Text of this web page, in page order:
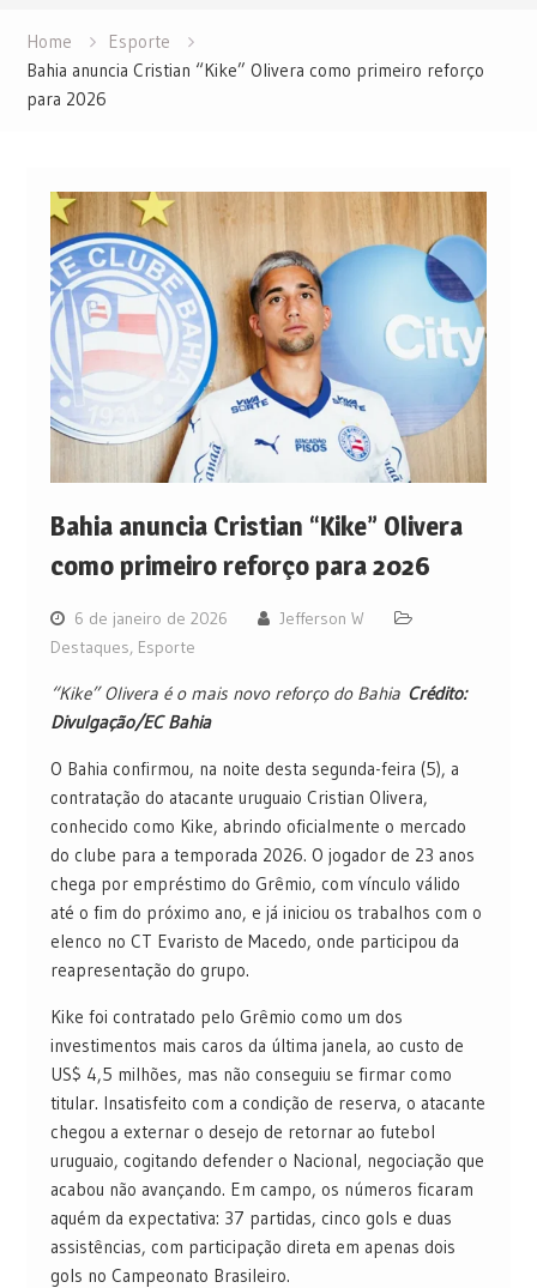
Home
Esporte
Bahia anuncia Cristian “Kike” Olivera como primeiro reforço
para 2026
Bahia anuncia Cristian “Kike” Olivera
como primeiro reforço para 2026
6 de janeiro de 2026
Jefferson W
Destaques, Esporte
“Kike” Olivera é o mais novo reforço do Bahia Crédito:
Divulgação/EC Bahia
O Bahia confirmou, na noite desta segunda-feira (5), a
contratação do atacante uruguaio Cristian Olivera,
conhecido como Kike, abrindo oficialmente o mercado
do clube para a temporada 2026. O jogador de 23 anos
chega por empréstimo do Grêmio, com vínculo válido
até o fim do próximo ano, e já iniciou os trabalhos com o
elenco no CT Evaristo de Macedo, onde participou da
reapresentação do grupo.
Kike foi contratado pelo Grêmio como um dos
investimentos mais caros da última janela, ao custo de
US$ 4,5 milhões, mas não conseguiu se firmar como
titular. Insatisfeito com a condição de reserva, o atacante
chegou a externar o desejo de retornar ao futebol
uruguaio, cogitando defender o Nacional, negociação que
acabou não avançando. Em campo, os números ficaram
aquém da expectativa: 37 partidas, cinco gols e duas
assistências, com participação direta em apenas dois
gols no Campeonato Brasileiro.